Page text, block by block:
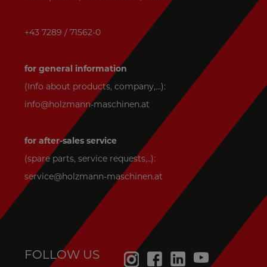
+43 7289 / 71562-0
for general information
(Info about products, company,...):
info@holzmann-maschinen.at
for after-sales service
(spare parts, service requests,..):
service@holzmann-maschinen.at
FOLLOW US